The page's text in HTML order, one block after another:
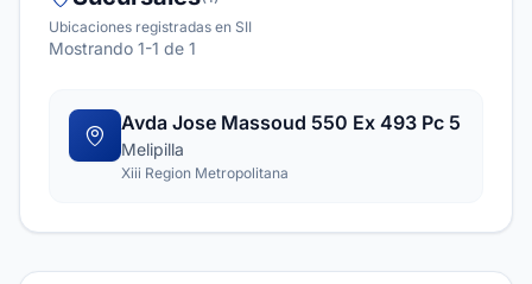
Ubicaciones registradas en SII
Mostrando 1-1 de 1
Avda Jose Massoud 550 Ex 493 Pc 5
Melipilla
Xiii Region Metropolitana